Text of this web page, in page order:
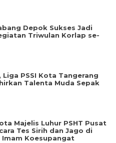
Depok Sukses Jadi
Triwulan Korlap se-
Liga PSSI Kota Tangerang
Talenta Muda Sepak
Majelis Luhur PSHT Pusat
Tes Sirih dan Jago di
Imam Koesupangat